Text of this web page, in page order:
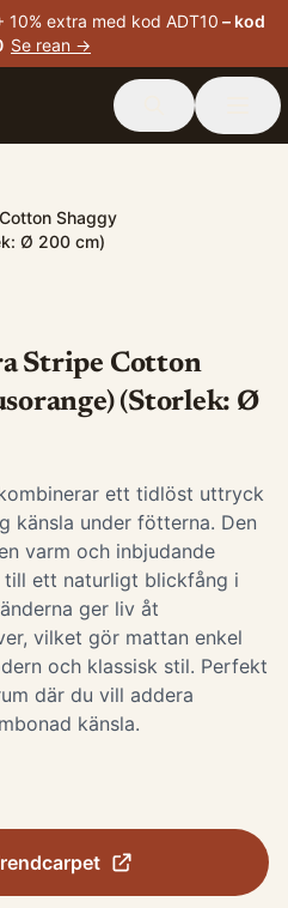
10% extra med kod ADT10 – kod
Se rean →
Shaggy
Ø 200 cm)
Stripe Cotton
(Storlek: Ø
ett tidlöst uttryck
känsla under fötterna. Den
varm och inbjudande
ett naturligt blickfång i
ger liv åt
vilket gör mattan enkel
och klassisk stil. Perfekt
där du vill addera
känsla.